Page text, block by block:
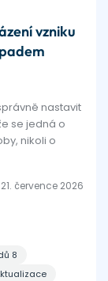
vzniku
nastavit
se jedná o
nikoli o
21. července 2026
8